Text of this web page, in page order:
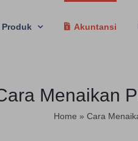
Produk Akuntansi
Menaikan
Home » Cara